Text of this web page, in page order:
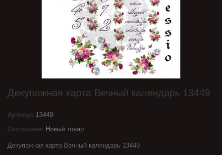
Декупажная карта Вечный календарь 13449
Артикул 13449
Состояние: Новый товар
Декупажная карта Вечный календарь 13449